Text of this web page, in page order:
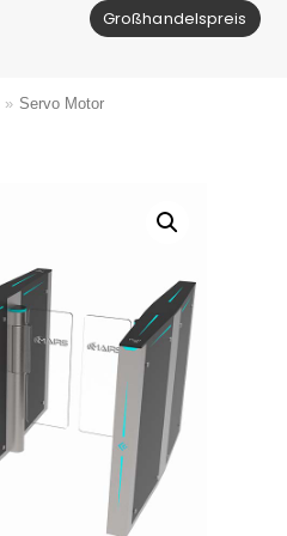
Großhandelspreis
» Servo Motor